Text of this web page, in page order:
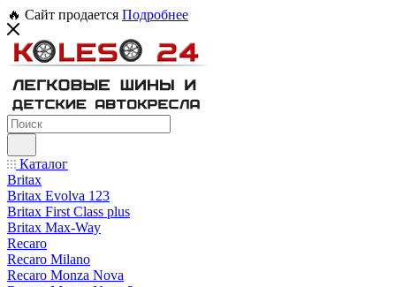
🔥 Сайт продается Подробнее
Каталог
Britax
Britax Evolva 123
Britax First Class plus
Britax Max-Way
Recaro
Recaro Milano
Recaro Monza Nova